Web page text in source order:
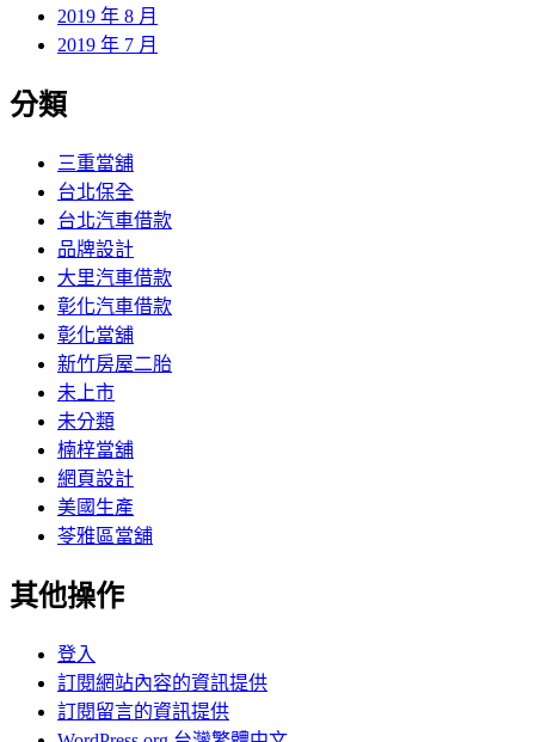
2019 年 8 月
2019 年 7 月
分類
三重當舖
台北保全
台北汽車借款
品牌設計
大里汽車借款
彰化汽車借款
彰化當舖
新竹房屋二胎
未上市
未分類
楠梓當舖
網頁設計
美國生產
苓雅區當舖
其他操作
登入
訂閱網站內容的資訊提供
訂閱留言的資訊提供